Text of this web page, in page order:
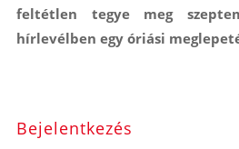
feltétlen tegye meg
hírlevélben egy óriási
Bejelentkezés